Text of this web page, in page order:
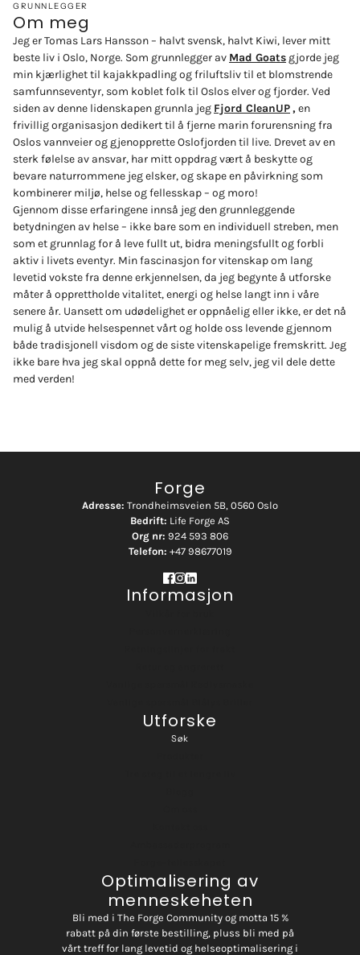
Om meg
GRUNNLEGGER
Jeg er Tomas Lars Hansson – halvt svensk, halvt Kiwi, lever mitt
beste liv i Oslo, Norge. Som grunnlegger av Mad Goatsgjorde jeg
min kjærlighet til kajakkpadling og friluftsliv til et blomstrende
samfunnseventyr, som koblet folk til Oslos elver og fjorder. Ved
siden av denne lidenskapen grunnla jeg Fjord CleanUP,en
frivillig organisasjon dedikert til å fjerne marin forurensning fra
Oslos vannveier og gjenopprette Oslofjorden til live. Drevet av en
sterk følelse av ansvar, har mitt oppdrag vært å beskytte og
bevare naturrommene jeg elsker, og skape en påvirkning som
kombinerer miljø, helse og fellesskap – og moro!
Gjennom disse erfaringene innså jeg den grunnleggende
betydningen av helse – ikke bare som en individuell streben, men
som et grunnlag for å leve fullt ut, bidra meningsfullt og forbli
aktiv i livets eventyr. Min fascinasjon for vitenskap om lang
levetid vokste fra denne erkjennelsen, da jeg begynte å utforske
måter å opprettholde vitalitet, energi og helse langt inn i våre
senere år. Uansett om udødelighet er oppnåelig eller ikke, er det nå
mulig å utvide helsespennet vårt og holde oss levende gjennom
både tradisjonell visdom og de siste vitenskapelige fremskritt. Jeg
ikke bare hva jeg skal oppnå dette for meg selv, jeg vil dele dette
med verden!
Forge
Adresse: Trondheimsveien 5B, 0560 Oslo
Bedrift: Life Forge AS
Org nr: 924 593 806
Telefon: +47 98677019
Informasjon
Utforske
Søk
Optimalisering av
menneskeheten
Bli med i The Forge Community og motta 15 %
rabatt på din første bestilling, pluss bli med på
vårt treff for lang levetid og helseoptimalisering i